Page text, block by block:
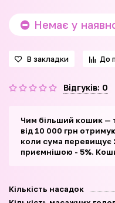
Немає у
В закладки До
Відгуків: 0
Чим більший кошик —
від 10 000 грн
коли сума перевищує
приємнішою - 5%.
Кількість насадок